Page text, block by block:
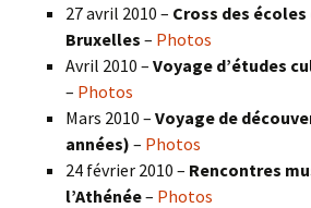
27 avril 2010 – Cross des
Bruxelles – Photos
Avril 2010 – Voyage d’études
– Photos
Mars 2010 – Voyage de
années) – Photos
24 février 2010 – Rencontres
l’Athénée– Photos